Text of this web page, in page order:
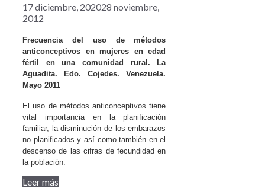
17 diciembre, 202028 noviembre,
2012
Frecuencia del uso de métodos
anticonceptivos en mujeres en edad
fértil en una comunidad rural. La
Aguadita. Edo. Cojedes. Venezuela.
Mayo 2011
El uso de métodos anticonceptivos tiene
vital importancia en la planificación
familiar, la disminución de los embarazos
no planificados y así como también en el
descenso de las cifras de fecundidad en
la población.
Leer más